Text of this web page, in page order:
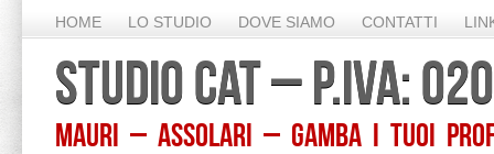
HOME LO STUDIO DOVE SIAMO CONTATTI
STUDIO CAT – P.IVA:
Mauri – Assolari – Gamba I TUOI